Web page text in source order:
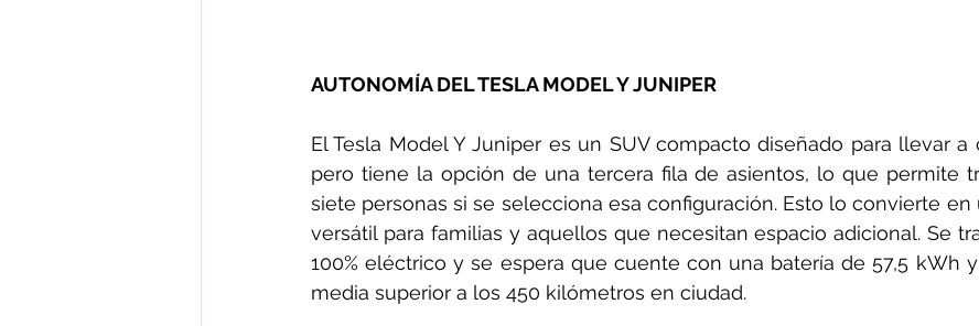
AUTONOMÍA DEL TESLA MODEL Y JUNIPER
El Tesla Model Y Juniper es un SUV compacto diseñado para llevar a
pero tiene la opción de una tercera fila de asientos, lo que permite
siete personas si se selecciona esa configuración. Esto lo convierte en
versátil para familias y aquellos que necesitan espacio adicional. Se
100% eléctrico y se espera que cuente con una batería de 57,5 kWh
media superior a los 450 kilómetros en ciudad.